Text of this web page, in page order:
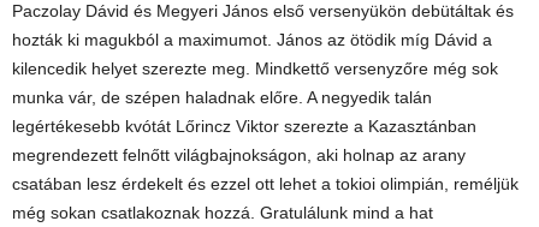
Paczolay Dávid és Megyeri János első versenyükön debütáltak és
hozták ki magukból a maximumot. János az ötödik míg Dávid a
kilencedik helyet szerezte meg. Mindkettő versenyzőre még sok
munka vár, de szépen haladnak előre. A negyedik talán
legértékesebb kvótát Lőrincz Viktor szerezte a Kazasztánban
megrendezett felnőtt világbajnokságon, aki holnap az arany
csatában lesz érdekelt és ezzel ott lehet a tokioi olimpián, reméljük
még sokan csatlakoznak hozzá. Gratulálunk mind a hat